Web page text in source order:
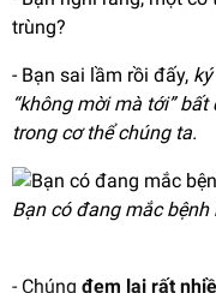
trùng?
- Bạn sai lầm rồi đấy,
“không mời mà tới”
trong cơ thể chúng ta.
Bạn có đang mắc
- Chúng đem lại rất